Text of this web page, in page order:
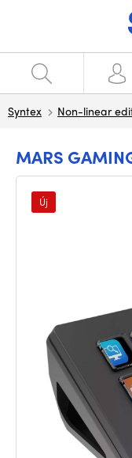
Syntex Non-linear
MARS
Új